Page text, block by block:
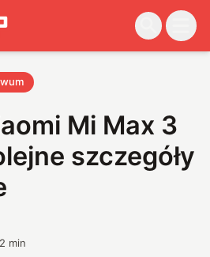
Mi Max 3
szczegóły
2 min